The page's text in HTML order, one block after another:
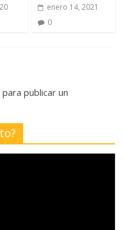
enero 14, 2021
0
para publicar un